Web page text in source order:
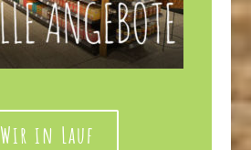
Wir in Lauf